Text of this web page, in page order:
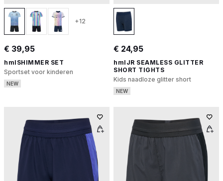
+12
€ 39,95
hmlSHIMMER SET
Sportset voor kinderen
NEW
€ 24,95
hmlJR SEAMLESS GLITTER
SHORT TIGHTS
Kids naadloze glitter short
NEW